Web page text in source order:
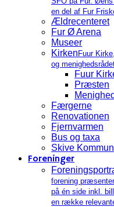
en del af Fur
Ældrecenteret
Fur Ø Arena
Museer
Kirken Fuur
og
Fuur
Præsten
Færgerne
Renovationen
Fjernvarmen
Bus og taxa
Skive
Foreninger
forening
på én side inkl.
en række